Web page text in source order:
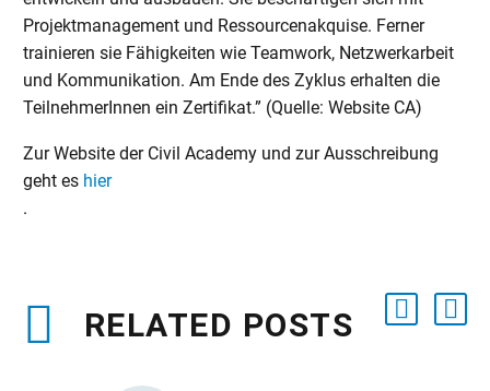
Projektmanagement und Ressourcenakquise. Ferner
trainieren sie Fähigkeiten wie Teamwork, Netzwerkarbeit
und Kommunikation. Am Ende des Zyklus erhalten die
TeilnehmerInnen ein Zertifikat.” (Quelle: Website CA)
Zur Website der Civil Academy und zur Ausschreibung
geht es hier
.
RELATED POSTS